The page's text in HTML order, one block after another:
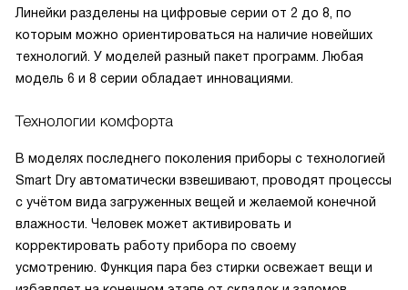
Линейки разделены на цифровые серии от 2 до 8, по
которым можно ориентироваться на наличие новейших
технологий. У моделей разный пакет программ. Любая
модель 6 и 8 серии обладает инновациями.
Технологии комфорта
В моделях последнего поколения приборы с технологией
Smart Dry автоматически взвешивают, проводят процессы
с учётом вида загруженных вещей и желаемой конечной
влажности. Человек может активировать и
корректировать работу прибора по своему
усмотрению. Функция пара без стирки освежает вещи и